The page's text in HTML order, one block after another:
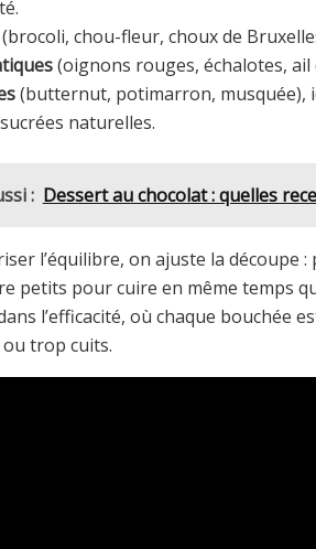
chou-fleur, choux de
(oignons rouges, échalotes,
(butternut, potimarron, musquée),
naturelles.
: Dessert au chocolat : quelles
l’équilibre, on ajuste la découpe
petits pour cuire en même temps
l’efficacité, où chaque bouchée
trop cuits.